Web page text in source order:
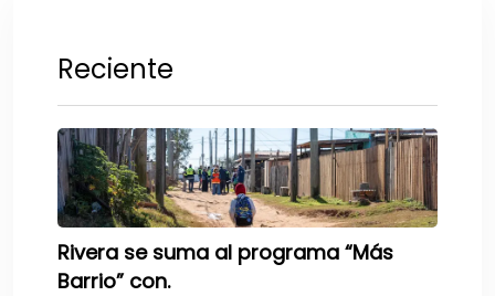
Reciente
Rivera se suma al programa “Más
Barrio” con.